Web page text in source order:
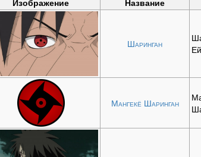
Изображение Название
Шаринган
Мангекё Шаринган